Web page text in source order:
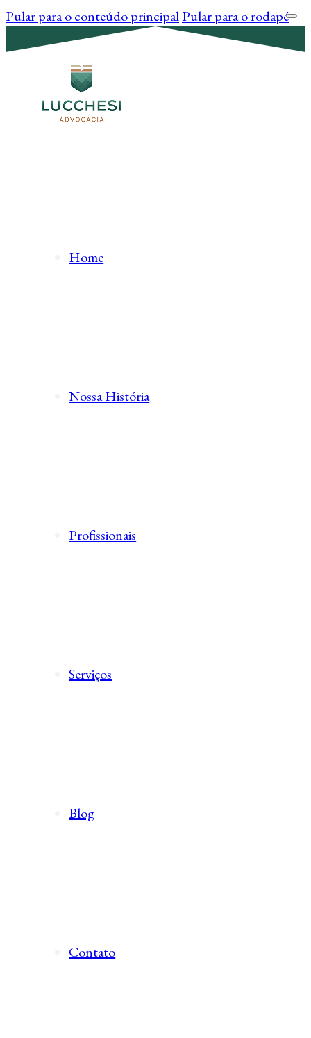
Pular para o conteúdo principalPular para o rodapé
Home
Nossa História
Profissionais
Serviços
Blog
Contato